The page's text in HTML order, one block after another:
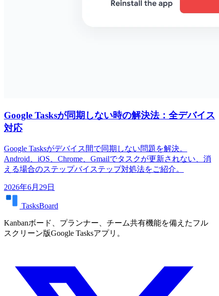
Google Tasksが同期しない時の解決法：全デバイス
対応
Google Tasksがデバイス間で同期しない問題を解決。
Android、iOS、Chrome、Gmailでタスクが更新されない、消
える場合のステップバイステップ対処法をご紹介。
2026年6月29日
TasksBoard
Kanbanボード、プランナー、チーム共有機能を備えたフル
スクリーン版Google Tasksアプリ。